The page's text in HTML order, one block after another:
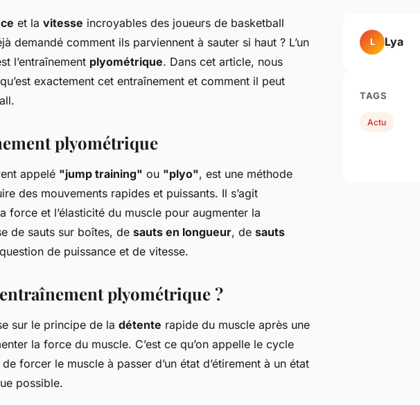
et la vitesse incroyables des joueurs de basketball
demandé comment ils parviennent à sauter si haut ? L’un
l’entraînement plyométrique. Dans cet article, nous
exactement cet entraînement et comment il peut
plyométrique
appelé "jump training" ou "plyo", est une méthode
des mouvements rapides et puissants. Il s’agit
force et l’élasticité du muscle pour augmenter la
de sauts sur boîtes, de sauts en longueur, de sauts
de puissance et de vitesse.
plyométrique ?
sur le principe de la détente rapide du muscle après une
la force du muscle. C’est ce qu’on appelle le cycle
forcer le muscle à passer d’un état d’étirement à un état
possible.
L Lya
TAGS
Actu